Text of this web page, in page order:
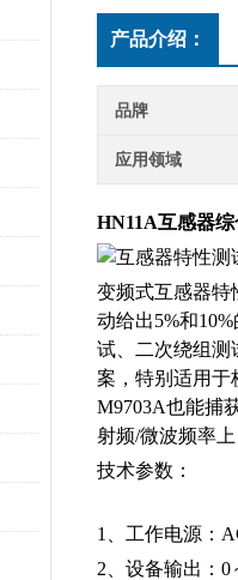
产品介绍：
品牌
应用领域
HN11A互感器
变频式互感器特
动给出5%和
试、二次绕组测
案，特别适用于
M9703A也能捕
射频/微波频率
技术参数：
1、工作电源：
2、设备输出：0